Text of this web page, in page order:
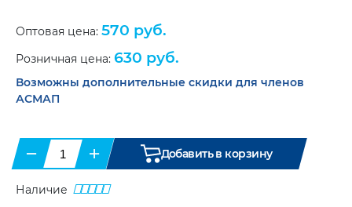
Маяки
Светодиодные
(11)
Сувенирная
Бумага
для
тахографа
диски
Справочная
литература
(6)
Папки
портфели (8)
Противооткатные
инструментальные (20)
Карты
атласы
Оптовая цена: 570 руб.
Розничная цена: 630 руб.
Возможны дополнительные скидки для членов
АСМАП
− + Добавить в корзину
Наличие